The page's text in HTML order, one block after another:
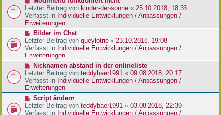
r
a
g
r
B
e
i
r
a
g
e
u
e
r
B
e
i
t
a
g
Letzter Beitrag von kinder-der-sonne « 25.10.2018, 18:33
Verfasst in Individuelle Entwicklungen / Anpassungen /
Erweiterungen
N
e
u
e
r
B
e
i
t
a
Bilder im Chat
Letzter Beitrag von queylotrie « 23.10.2018, 19:08
Verfasst in Individuelle Entwicklungen / Anpassungen /
Erweiterungen
N
e
u
e
r
B
e
Nicknamen abstand in der onlineliste
Letzter Beitrag von teddybaer1991 « 09.08.2018, 20:17
Verfasst in Individuelle Entwicklungen / Anpassungen /
Erweiterungen
N
e
u
Script ändern
Letzter Beitrag von teddybaer1991 « 03.08.2018, 22:39
Verfasst in Individuelle Entwicklungen / Anpassungen /